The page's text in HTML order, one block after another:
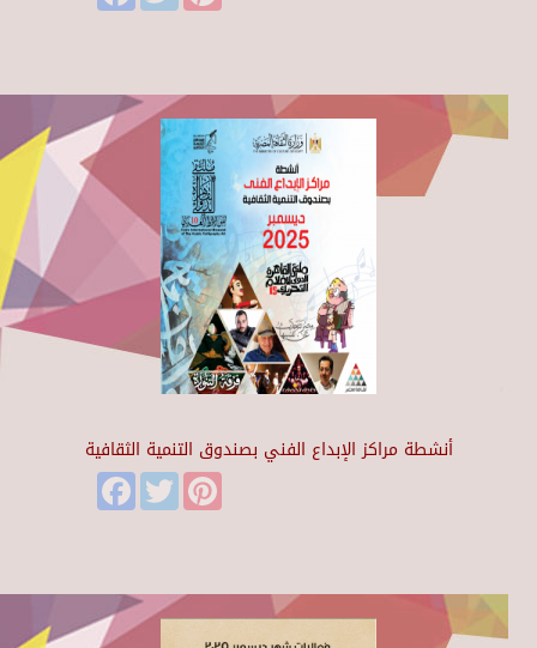
أنشطة مراكز الإبداع الفني بصندوق التنمية الثقافية
FacebookTwitter